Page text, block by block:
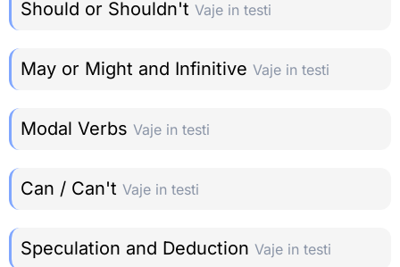
Should or Shouldn't Vaje in testi
May or Might and Infinitive Vaje in testi
Modal Verbs Vaje in testi
Can / Can't Vaje in testi
Speculation and Deduction Vaje in testi